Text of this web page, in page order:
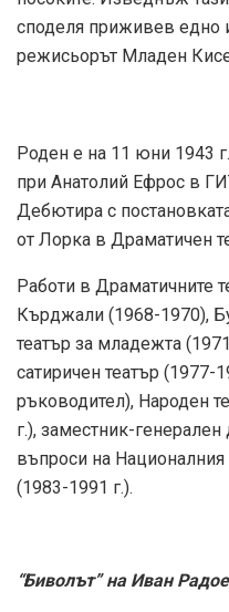
споделя приживев едно
режисьорът Младен
Роден е на 11 юни 1943
при Анатолий Ефрос в
Дебютира с
от Лорка в Драматичен
Работи в Драматичните
Кърджали (1968-1970),
театър за младежта
сатиричен театър (1977-
ръководител), Народен
г.), заместник-
въпроси на
(1983-1991 г.).
“Биволът” на Иван